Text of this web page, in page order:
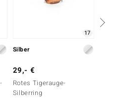
17
Silber
29,- €
Rotes Tigerauge-
Silberring